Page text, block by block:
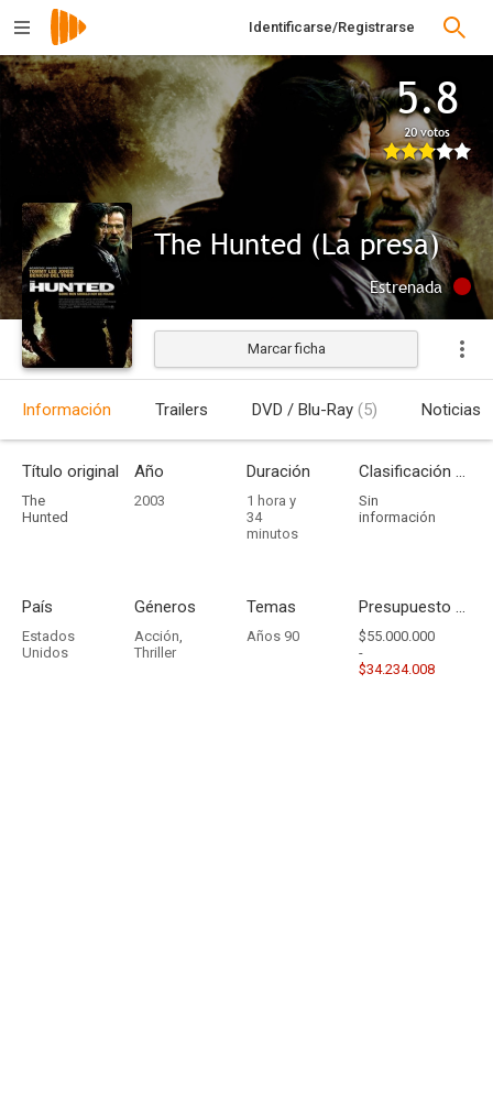
Identificarse/Registrarse
5.8
20 votos
The Hunted (La presa)
Estrenada
Marcar ficha
Información Trailers DVD / Blu-Ray (5) Noticias
Título original
The
Hunted
Año
2003
Duración
1 hora y
34
minutos
Clasificación por edades
Sin
información
País
Estados
Unidos
Géneros
Acción,
Thriller
Temas
Años 90
Presupuesto - Ingresos
$55.000.000
-
$34.234.008